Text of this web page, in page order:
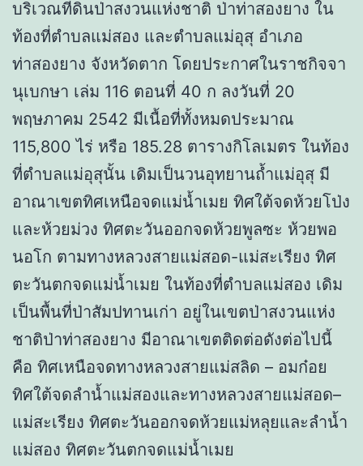
บริเวณที่ดินป่าสงวนแห่งชาติ ป่าท่าสองยาง ใน
ท้องที่ตำบลแม่สอง และตำบลแม่อุสุ อำเภอ
ท่าสองยาง จังหวัดตาก โดยประกาศในราชกิจจา
นุเบกษา เล่ม 116 ตอนที่ 40 ก ลงวันที่ 20
พฤษภาคม 2542 มีเนื้อที่ทั้งหมดประมาณ
115,800 ไร่ หรือ 185.28 ตารางกิโลเมตร ในท้อง
ที่ตำบลแม่อุสุนั้น เดิมเป็นวนอุทยานถ้ำแม่อุสุ มี
อาณาเขตทิศเหนือจดแม่น้ำเมย ทิศใต้จดห้วยโป่ง
และห้วยม่วง ทิศตะวันออกจดห้วยพูลซะ ห้วยพอ
นอโก ตามทางหลวงสายแม่สอด-แม่สะเรียง ทิศ
ตะวันตกจดแม่น้ำเมย ในท้องที่ตำบลแม่สอง เดิม
เป็นพื้นที่ป่าสัมปทานเก่า อยู่ในเขตป่าสงวนแห่ง
ชาติป่าท่าสองยาง มีอาณาเขตติดต่อดังต่อไปนี้
คือ ทิศเหนือจดทางหลวงสายแม่สลิด – อมก๋อย
ทิศใต้จดลำน้ำแม่สองและทางหลวงสายแม่สอด–
แม่สะเรียง ทิศตะวันออกจดห้วยแม่หลุยและลำน้ำ
แม่สอง ทิศตะวันตกจดแม่น้ำเมย